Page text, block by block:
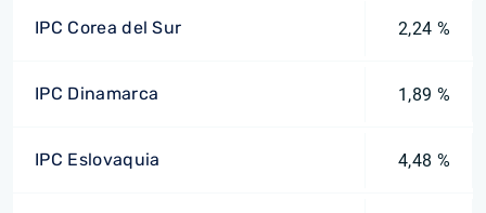
IPC Corea del Sur 2,24 %
IPC Dinamarca 1,89 %
IPC Eslovaquia 4,48 %